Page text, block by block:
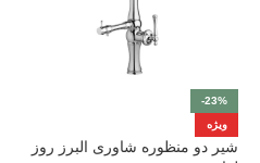
-23%
ویژه
شیر دو منظوره شاوری البرز روز